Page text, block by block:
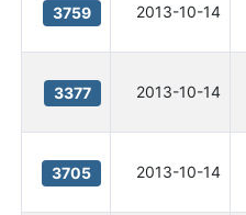
2013-10-14
3759
2013-10-14
3377
2013-10-14
3705